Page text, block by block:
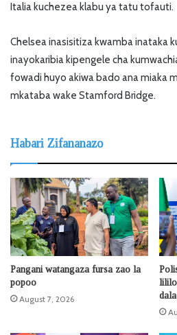
Italia kuchezea klabu ya tatu tofauti.
Chelsea inasisitiza kwamba inataka
inayokaribia kipengele cha
fowadi huyo akiwa bado ana miaka
mkataba wake Stamford Bridge.
Habari Zifananazo
Pangani watangaza fursa zao la
popoo
August 7, 2026